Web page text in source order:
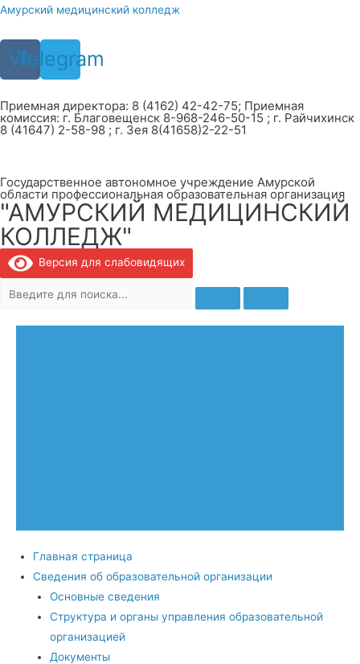
Перейти
содержимому
Амурский медицинский колледж
Vk
Telegram
Приемная директора: 8 (4162) 42-42-75; Приемная
комиссия: г. Благовещенск 8-968-246-50-15 ; г. Райчихинск
8 (41647) 2-58-98 ; г. Зея 8(41658)2-22-51
Государственное автономное учреждение Амурской
области профессиональная образовательная организация
"АМУРСКИЙ МЕДИЦИНСКИЙ
КОЛЛЕДЖ"
Версия для слабовидящих
Главная страница
Сведения об образовательной организации
Основные сведения
Структура и органы управления образовательной
организацией
Документы